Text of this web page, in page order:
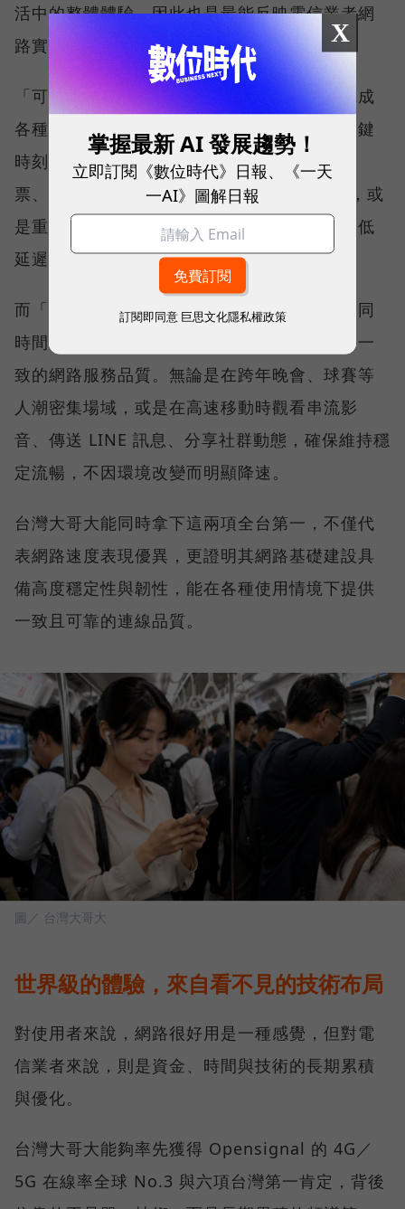
活中的整體體驗，因此也是最能反映電信業者網
路實力、最難取得的獎項。
「可靠性體驗」衡量的是使用者是否能順利完成
各種數位應用，因此，考驗的是網路服務在關鍵
時刻不中斷的能力。例如，搶購熱門演唱會門
票、秒殺限量商品、超商結帳掃描 QR Code，或
是重要的線上會議，都需要網路能即時回應、低
延遲且持續運作。
而「品質一致性」則是衡量電信業者可否在不同
時間、不同地點、不同網路負載下，都能維持一
致的網路服務品質。無論是在跨年晚會、球賽等
人潮密集場域，或是在高速移動時觀看串流影
音、傳送 LINE 訊息、分享社群動態，確保維持穩
定流暢，不因環境改變而明顯降速。
台灣大哥大能同時拿下這兩項全台第一，不僅代
表網路速度表現優異，更證明其網路基礎建設具
備高度穩定性與韌性，能在各種使用情境下提供
一致且可靠的連線品質。
圖／ 台灣大哥大
世界級的體驗，來自看不見的技術布局
對使用者來說，網路很好用是一種感覺，但對電
信業者來說，則是資金、時間與技術的長期累積
與優化。
台灣大哥大能夠率先獲得 Opensignal 的 4G／
5G 在線率全球 No.3 與六項台灣第一肯定，背後
X
掌握最新 AI 發展趨勢！
立即訂閱《數位時代》日報、《一天
一AI》圖解日報
訂閱即同意 巨思文化隱私權政策